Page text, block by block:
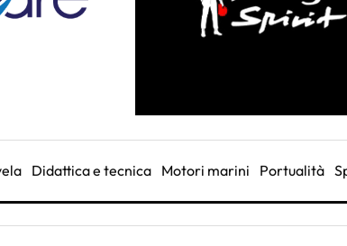
Didattica e tecnica Motori marini Portualità